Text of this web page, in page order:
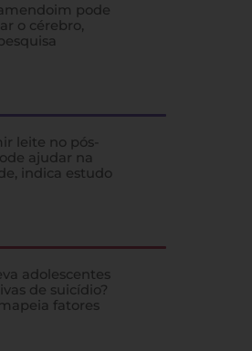
estar
alerta
considerados normais da vitamina podem
pode
o cérebro,
leite no pós-
ajudar na
indica estudo
adolescentes
de suicídio?
fatores